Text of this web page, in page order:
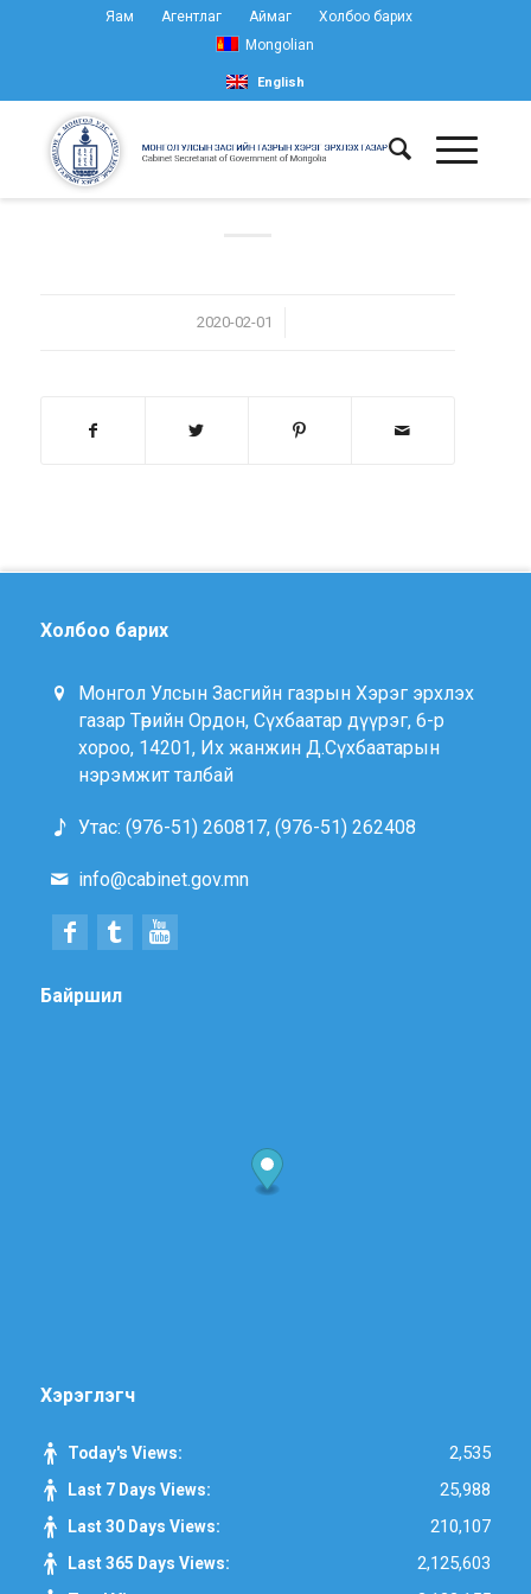
Яам Агентлаг Аймаг
Холбоо барих
Mongolian
English
2020-02-01
/
Холбоо барих
Монгол Улсын Засгийн газрын Хэрэг эрхлэх
газар Төрийн Ордон, Сүхбаатар дүүрэг, 6-р
хороо, 14201, Их жанжин Д.Сүхбаатарын
нэрэмжит талбай
Утас: (976-51) 260817, (976-51) 262408
info@cabinet.gov.mn
Байршил
Хэрэглэгч
Today's Views: 2,535
Last 7 Days Views: 25,988
Last 30 Days Views: 210,107
Last 365 Days Views: 2,125,603